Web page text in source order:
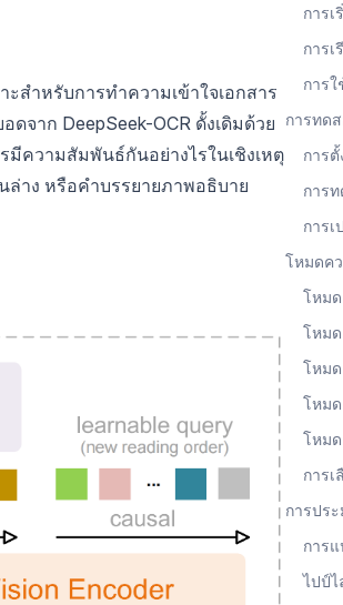
สำหรับการทำความเข้าใจเอกสาร
จาก DeepSeek-OCR ดั้งเดิมด้วย
มีความสัมพันธ์กันอย่างไรในเชิงเหตุ
าง หรือคำบรรยายภาพอธิบาย
การ
การเ
การใ
การทด
การ
การ
การ
โหมดค
โหม
โหมด
โหม
โหม
โหม
การ
การปร
การ
ไปป์